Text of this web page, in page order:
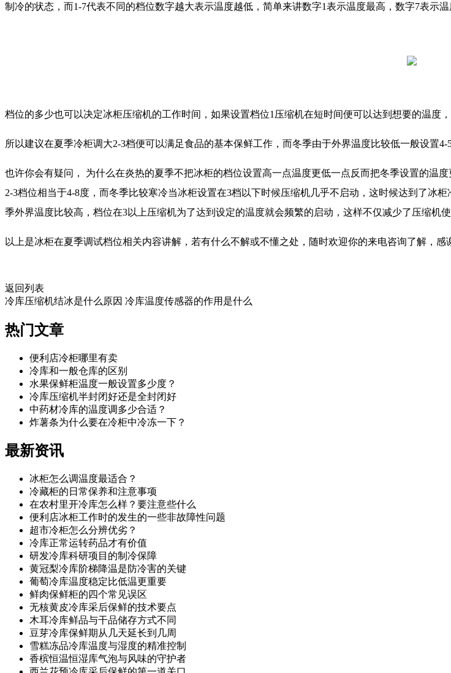
制冷的状态，而1-7代表不同的档位数字越大表示温度越低，简单来讲数字1表示温度最高，数字7表示
档位的多少也可以决定冰柜压缩机的工作时间，如果设置档位1压缩机在短时间便可以达到想要的温度
所以建议在夏季冷柜调大2-3档便可以满足食品的基本保鲜工作，而冬季由于外界温度比较低一般设置4-
也许你会有疑问， 为什么在炎热的夏季不把冰柜的档位设置高一点温度更低一点反而把冬季设置的温
2-3档位相当于4-8度，而冬季比较寒冷当冰柜设置在3档以下时候压缩机几乎不启动，这时候达到了冰
季外界温度比较高，档位在3以上压缩机为了达到设定的温度就会频繁的启动，这样不仅减少了压缩机
以上是冰柜在夏季调试档位相关内容讲解，若有什么不解或不懂之处，随时欢迎你的来电咨询了解，感
返回列表
冷库压缩机结冰是什么原因 冷库温度传感器的作用是什么
热门文章
便利店冷柜哪里有卖
冷库和一般仓库的区别
水果保鲜柜温度一般设置多少度？
冷库压缩机半封闭好还是全封闭好
中药材冷库的温度调多少合适？
炸薯条为什么要在冷柜中冷冻一下？
最新资讯
冰柜怎么调温度最适合？
冷藏柜的日常保养和注意事项
在农村里开冷库怎么样？要注意些什么
便利店冰柜工作时的发生的一些非故障性问题
超市冷柜怎么分辨优劣？
冷库正常运转药品才有价值
研发冷库科研项目的制冷保障
黄冠梨冷库阶梯降温是防冷害的关键
葡萄冷库温度稳定比低温更重要
鲜肉保鲜柜的四个常见误区
无核黄皮冷库采后保鲜的技术要点
木耳冷库鲜品与干品储存方式不同
豆芽冷库保鲜期从几天延长到几周
雪糕冻品冷库温度与湿度的精准控制
香槟恒温恒湿库气泡与风味的守护者